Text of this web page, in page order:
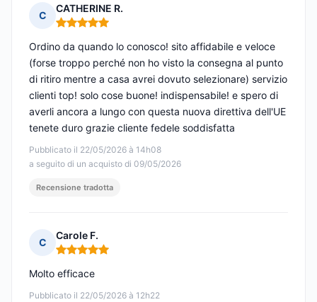
C
CATHERINE R.
Nota: 5 su 5
Pubblicato il 22/05/2026 à 14h08
a seguito di un acquisto di 09/05/2026
Ordino da quando lo conosco! sito affidabile e veloce
(forse troppo perché non ho visto la consegna al punto
di ritiro mentre a casa avrei dovuto selezionare) servizio
clienti top! solo cose buone! indispensabile! e spero di
averli ancora a lungo con questa nuova direttiva dell'UE
tenete duro grazie cliente fedele soddisfatta
Recensione tradotta
C
Carole F.
Nota: 5 su 5
Pubblicato il 22/05/2026 à 12h22
Molto efficace